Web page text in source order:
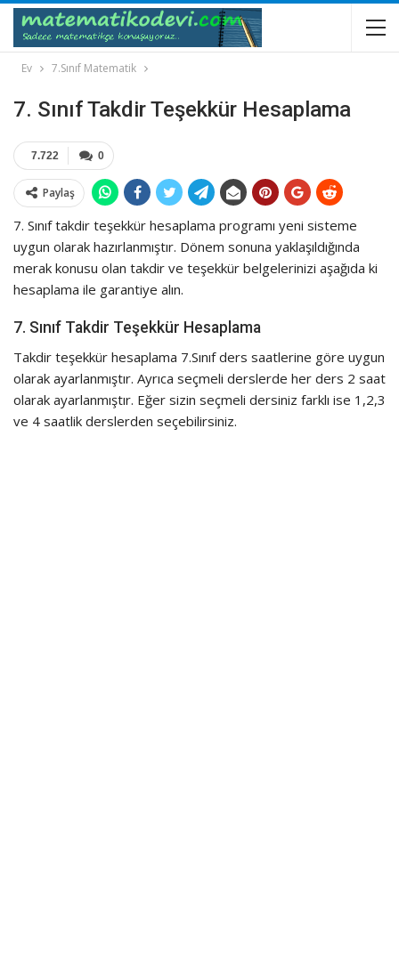
Ev 7.Sınıf Matematik
7. Sınıf Takdir Teşekkür Hesaplama
0
7.722
Paylaş
7. Sınıf takdir teşekkür hesaplama programı yeni sisteme
uygun olarak hazırlanmıştır. Dönem sonuna yaklaşıldığında
merak konusu olan takdir ve teşekkür belgelerinizi aşağıda ki
hesaplama ile garantiye alın.
7. Sınıf Takdir Teşekkür Hesaplama
Takdir teşekkür hesaplama 7.Sınıf ders saatlerine göre uygun
olarak ayarlanmıştır. Ayrıca seçmeli derslerde her ders 2 saat
olarak ayarlanmıştır. Eğer sizin seçmeli dersiniz farklı ise 1,2,3
ve 4 saatlik derslerden seçebilirsiniz.